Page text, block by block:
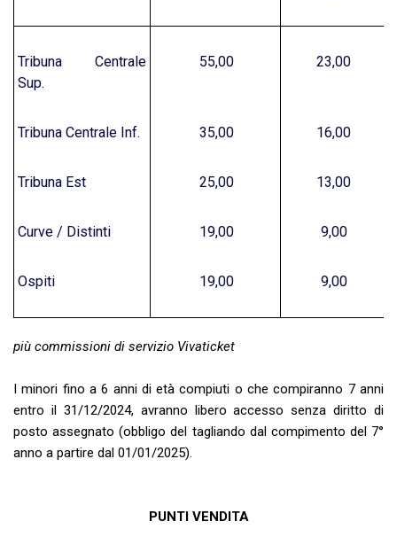
Tribuna Centrale
Sup.
55,00 23,00
Tribuna Centrale Inf. 35,00 16,00
Tribuna Est 25,00 13,00
Curve / Distinti 19,00 9,00
Ospiti 19,00 9,00
più commissioni di servizio Vivaticket
I minori fino a 6 anni di età compiuti o che compiranno 7 anni
entro il 31/12/2024, avranno libero accesso senza diritto di
posto assegnato (obbligo del tagliando dal compimento del 7°
anno a partire dal 01/01/2025).
PUNTI VENDITA